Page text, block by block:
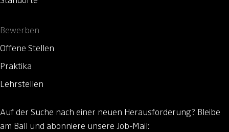
Bewerben
Offene Stellen
Praktika
Lehrstellen
Auf der Suche nach einer neuen Herausforderung? Bleibe
am Ball und abonniere unsere Job-Mail: